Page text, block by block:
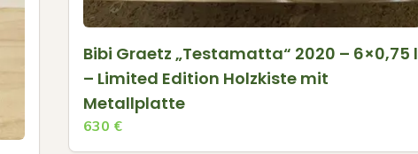
Bibi Graetz „Testamatta“ 2020 – 6×0,75 l
– Limited Edition Holzkiste mit
Metallplatte
630 €